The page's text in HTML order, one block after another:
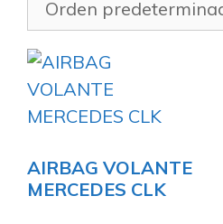
AIRBAG VOLANTE
MERCEDES CLK